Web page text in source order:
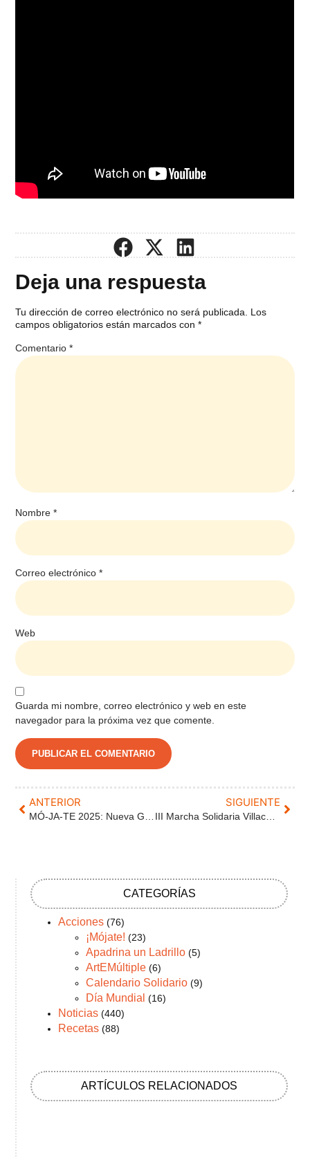
Deja una respuesta
Tu dirección de correo electrónico no será publicada. Los
campos obligatorios están marcados con*
Comentario*
Nombre*
Correo electrónico*
Web
Guarda mi nombre, correo electrónico y web en este
navegador para la próxima vez que comente.
ANTERIOR SIGUIENTE
III Marcha Solidaria Villaco a favor de Esclerosis Múltiple Valladolid
CATEGORÍAS
Acciones (76)
¡Mójate! (23)
Apadrina un Ladrillo (5)
ArtEMúltiple (6)
Calendario Solidario (9)
Día Mundial (16)
Noticias (440)
Recetas (88)
ARTÍCULOS RELACIONADOS